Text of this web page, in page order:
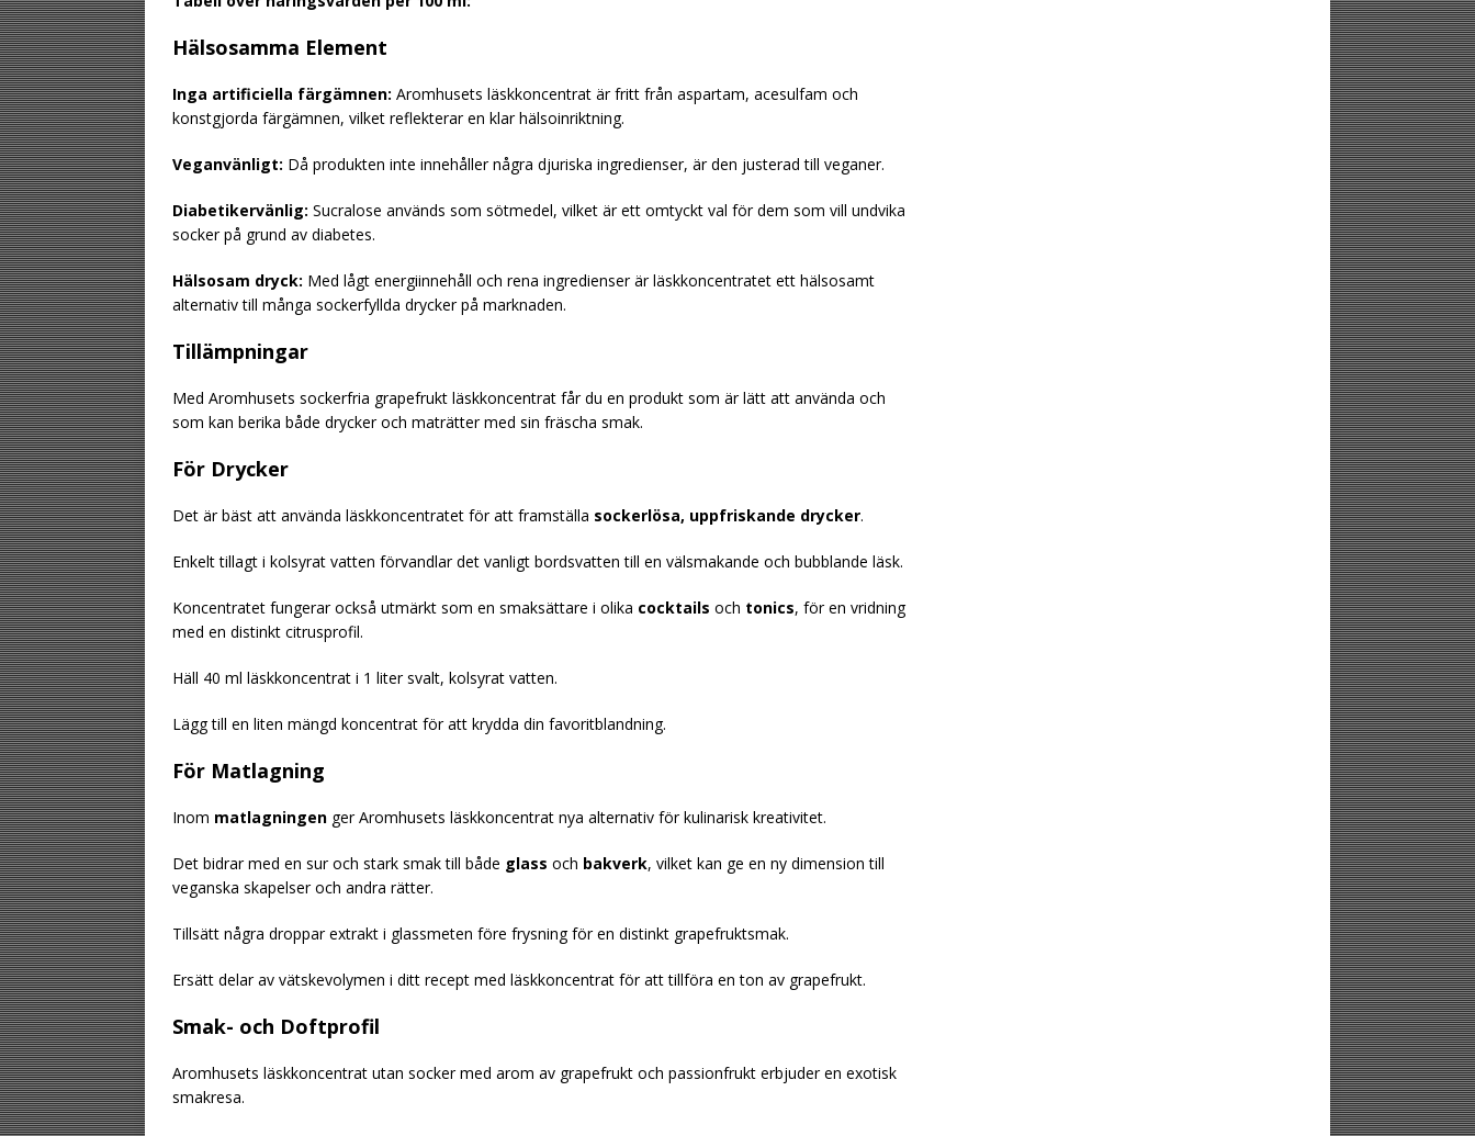
Hälsosamma Element
Inga artificiella färgämnen: Aromhusets läskkoncentrat är fritt från aspartam, acesulfam och
konstgjorda färgämnen, vilket reflekterar en klar hälsoinriktning.
Veganvänligt: Då produkten inte innehåller några djuriska ingredienser, är den justerad till veganer.
Diabetikervänlig: Sucralose används som sötmedel, vilket är ett omtyckt val för dem som vill undvika
socker på grund av diabetes.
Hälsosam dryck: Med lågt energiinnehåll och rena ingredienser är läskkoncentratet ett hälsosamt
alternativ till många sockerfyllda drycker på marknaden.
Tillämpningar
Med Aromhusets sockerfria grapefrukt läskkoncentrat får du en produkt som är lätt att använda och
som kan berika både drycker och maträtter med sin fräscha smak.
För Drycker
Det är bäst att använda läskkoncentratet för att framställa sockerlösa, uppfriskande drycker.
Enkelt tillagt i kolsyrat vatten förvandlar det vanligt bordsvatten till en välsmakande och bubblande läsk.
Koncentratet fungerar också utmärkt som en smaksättare i olika cocktails och tonics, för en vridning
med en distinkt citrusprofil.
Häll 40 ml läskkoncentrat i 1 liter svalt, kolsyrat vatten.
Lägg till en liten mängd koncentrat för att krydda din favoritblandning.
För Matlagning
Inom matlagningen ger Aromhusets läskkoncentrat nya alternativ för kulinarisk kreativitet.
Det bidrar med en sur och stark smak till både glass och bakverk, vilket kan ge en ny dimension till
veganska skapelser och andra rätter.
Tillsätt några droppar extrakt i glassmeten före frysning för en distinkt grapefruktsmak.
Ersätt delar av vätskevolymen i ditt recept med läskkoncentrat för att tillföra en ton av grapefrukt.
Smak- och Doftprofil
Aromhusets läskkoncentrat utan socker med arom av grapefrukt och passionfrukt erbjuder en exotisk
smakresa.